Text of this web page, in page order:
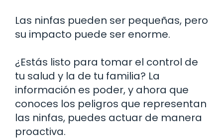
Las ninfas pueden ser pequeñas, pero
su impacto puede ser enorme.
¿Estás listo para tomar el control de
tu salud y la de tu familia? La
información es poder, y ahora que
conoces los peligros que representan
las ninfas, puedes actuar de manera
proactiva.